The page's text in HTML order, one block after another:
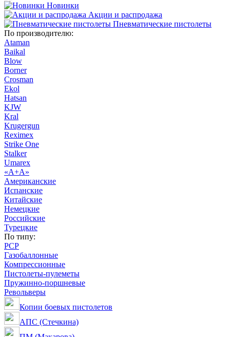
Новинки
Акции и распродажа
Пневматические пистолеты
По производителю:
Ataman
Baikal
Blow
Borner
Crosman
Ekol
Hatsan
KJW
Kral
Krugergun
Reximex
Strike One
Stalker
Umarex
«А+А»
Американские
Испанские
Китайские
Немецкие
Российские
Турецкие
По типу:
PCP
Газобаллонные
Компрессионные
Пистолеты-пулеметы
Пружинно-поршневые
Револьверы
Копии боевых пистолетов
АПС (Стечкина)